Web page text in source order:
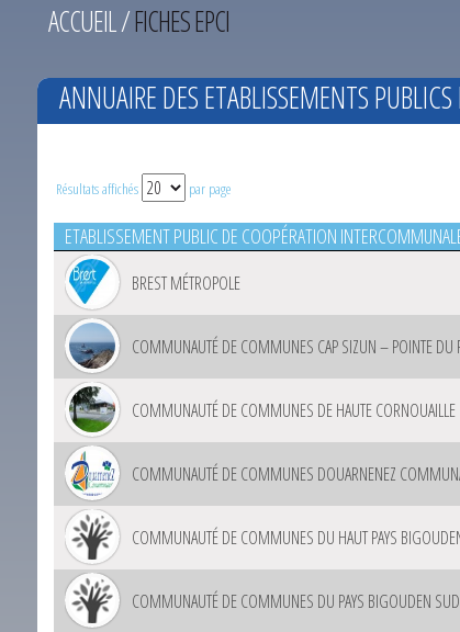
ACCUEIL/FICHES EPCI
ANNUAIRE DES ETABLISSEMENTS
Résultats affichés par page
ETABLISSEMENT PUBLIC DE COOPÉRATION
BREST MÉTROPOLE
COMMUNAUTÉ DE COMMUNES CAP SIZUN – POINTE DU
COMMUNAUTÉ DE COMMUNES DE HAUTE CORNOUAILLE
COMMUNAUTÉ DE COMMUNES DOUARNENEZ
COMMUNAUTÉ DE COMMUNES DU HAUT PAYS
COMMUNAUTÉ DE COMMUNES DU PAYS BIGOUDEN SUD